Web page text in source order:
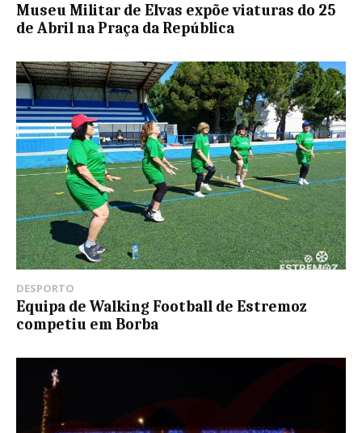
Museu Militar de Elvas expõe viaturas do 25
de Abril na Praça da República
DESPORTO
Equipa de Walking Football de Estremoz
competiu em Borba